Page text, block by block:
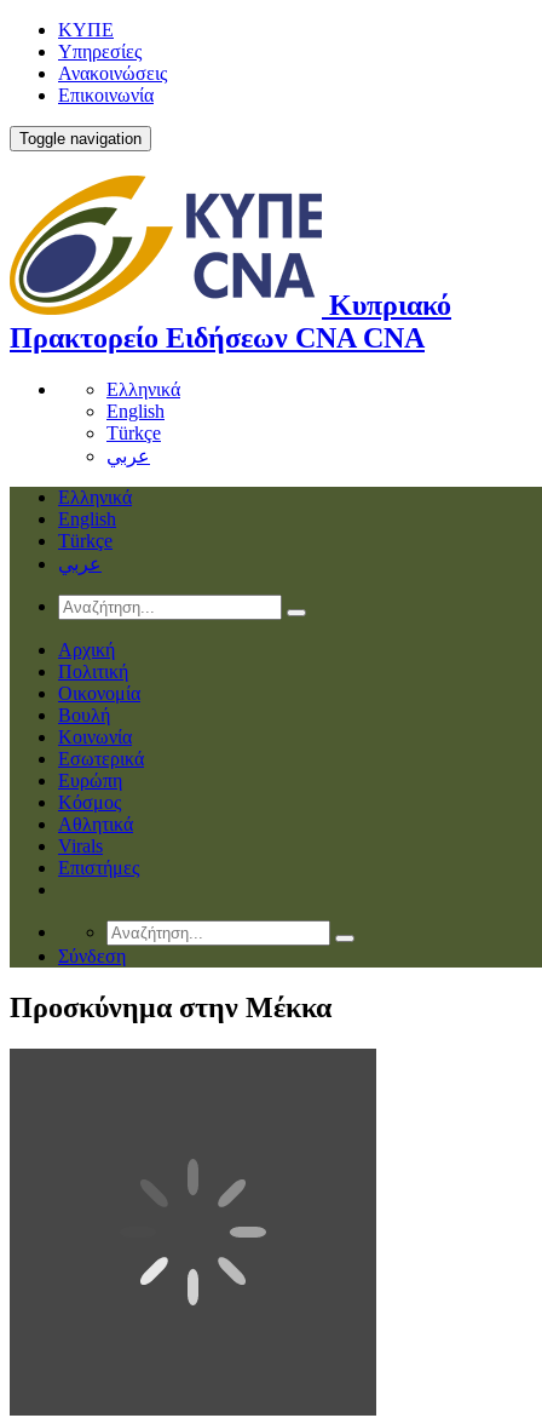
ΚΥΠΕ
Υπηρεσίες
Ανακοινώσεις
Επικοινωνία
Toggle navigation
Κυπριακό
Πρακτορείο Ειδήσεων CNA CNA
Ελληνικά
English
Türkçe
عربي
Ελληνικά
English
Türkçe
عربي
Αρχική
Πολιτική
Οικονομία
Βουλή
Κοινωνία
Εσωτερικά
Ευρώπη
Κόσμος
Αθλητικά
Virals
Επιστήμες
Σύνδεση
Προσκύνημα στην Μέκκα